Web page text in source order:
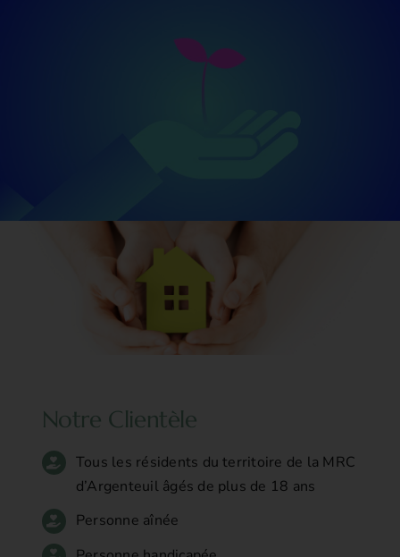
Notre Clientèle
Tous les résidents du territoire de la MRC
d’Argenteuil âgés de plus de 18 ans
Personne aînée